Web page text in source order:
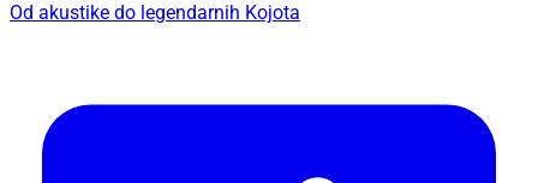
Od akustike do legendarnih Kojota